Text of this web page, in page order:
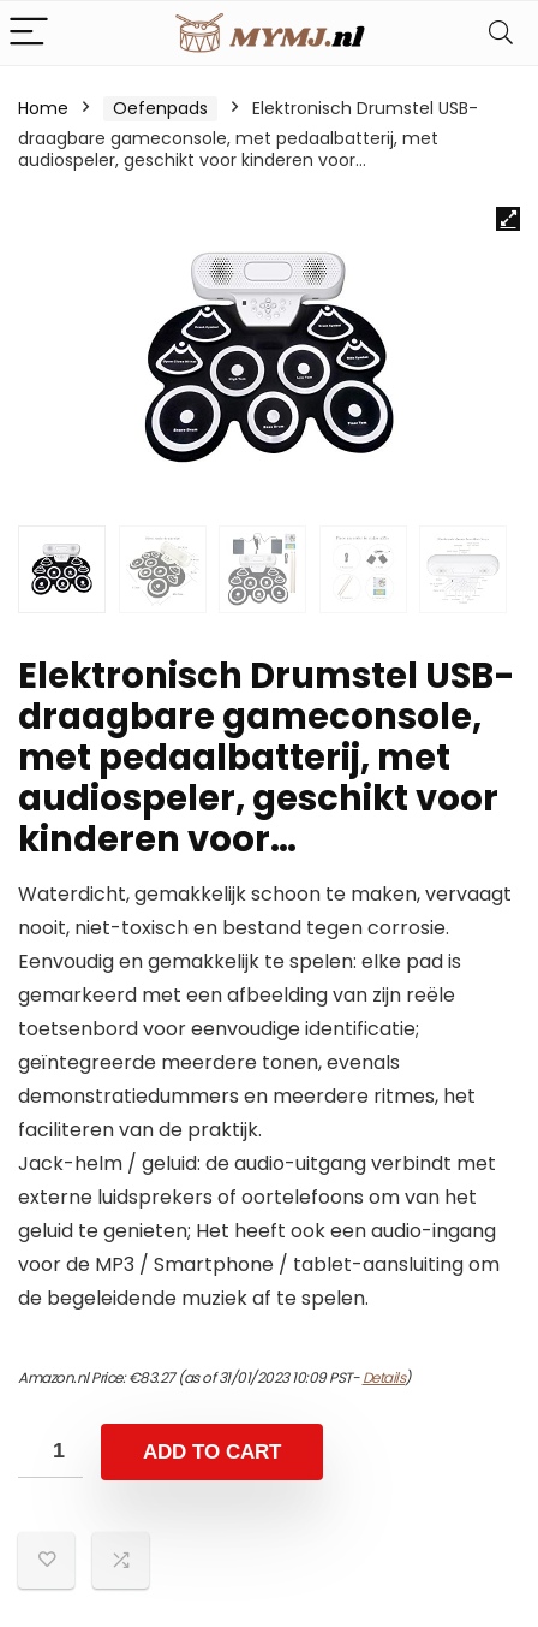
Home Oefenpads
Elektronisch Drumstel USB-
draagbare gameconsole, met pedaalbatterij, met
audiospeler, geschikt voor kinderen voor…
Elektronisch Drumstel USB-
draagbare gameconsole,
met pedaalbatterij, met
audiospeler, geschikt voor
kinderen voor…
Waterdicht, gemakkelijk schoon te maken, vervaagt
nooit, niet-toxisch en bestand tegen corrosie.
Eenvoudig en gemakkelijk te spelen: elke pad is
gemarkeerd met een afbeelding van zijn reële
toetsenbord voor eenvoudige identificatie;
geïntegreerde meerdere tonen, evenals
demonstratiedummers en meerdere ritmes, het
faciliteren van de praktijk.
Jack-helm / geluid: de audio-uitgang verbindt met
externe luidsprekers of oortelefoons om van het
geluid te genieten; Het heeft ook een audio-ingang
voor de MP3 / Smartphone / tablet-aansluiting om
de begeleidende muziek af te spelen.
Amazon.nl Price:€83.27(as of 31/01/2023 10:09 PST-Details)
ADD TO CART